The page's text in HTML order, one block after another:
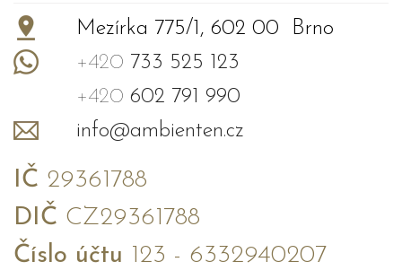
Mezírka 775/1, 602 00 Brno
+420 733 525 123
+420 602 791 990
info@ambienten.cz
IČ 29361788
DIČ CZ29361788
Číslo účtu 123 - 6332940207